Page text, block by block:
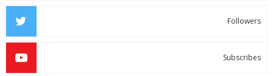
Followers
Subscribes